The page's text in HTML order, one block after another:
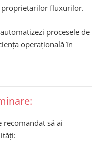
proprietarilor fluxurilor.
procesele de
operațională în
recomandat să ai